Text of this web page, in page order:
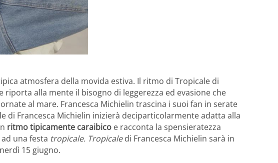
atmosfera della movida estiva. Il ritmo di Tropicale di
riporta alla mente il bisogno di leggerezza ed evasione che
al mare. Francesca Michielin trascina i suoi fan in serate
di Francesca Michielin inizierà deciparticolarmente adatta alla
ritmo tipicamente caraibico e racconta la spensieratezza
una festa tropicale. Tropicaledi Francesca Michielin sarà in
15 giugno.